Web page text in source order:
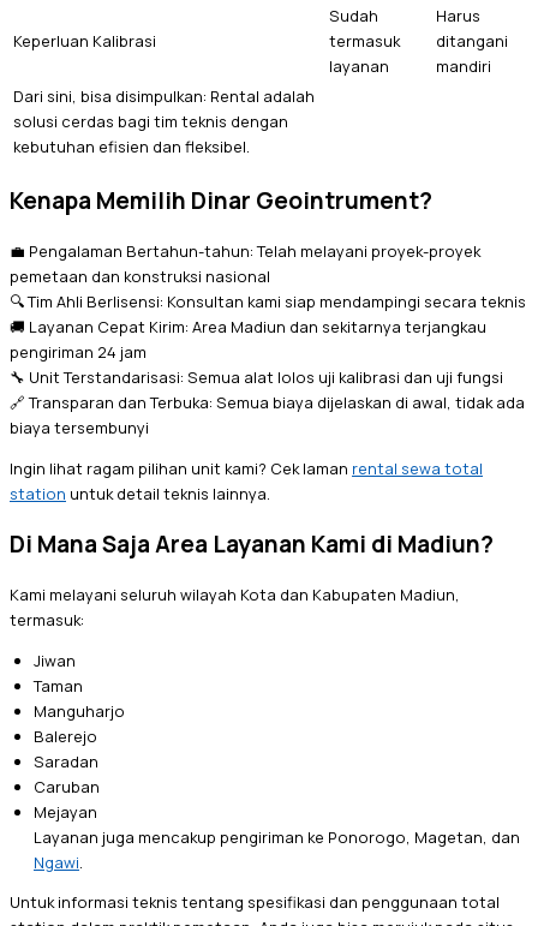
Keperluan Kalibrasi
Sudah
termasuk
layanan
Harus
ditangani
mandiri
Dari sini, bisa disimpulkan: Rental adalah
solusi cerdas bagi tim teknis dengan
kebutuhan efisien dan fleksibel.
Kenapa Memilih Dinar Geointrument?
💼 Pengalaman Bertahun-tahun: Telah melayani proyek-proyek
pemetaan dan konstruksi nasional
🔍 Tim Ahli Berlisensi: Konsultan kami siap mendampingi secara teknis
🚚 Layanan Cepat Kirim: Area Madiun dan sekitarnya terjangkau
pengiriman 24 jam
🔧 Unit Terstandarisasi: Semua alat lolos uji kalibrasi dan uji fungsi
🔗 Transparan dan Terbuka: Semua biaya dijelaskan di awal, tidak ada
biaya tersembunyi
Ingin lihat ragam pilihan unit kami? Cek laman rental sewa total
station untuk detail teknis lainnya.
Di Mana Saja Area Layanan Kami di Madiun?
Kami melayani seluruh wilayah Kota dan Kabupaten Madiun,
termasuk:
Jiwan
Taman
Manguharjo
Balerejo
Saradan
Caruban
Mejayan
Layanan juga mencakup pengiriman ke Ponorogo, Magetan, dan
Ngawi
Untuk informasi teknis tentang spesifikasi dan penggunaan total